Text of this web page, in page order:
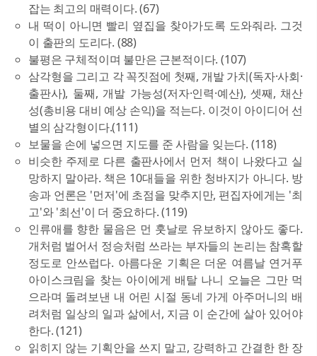
잡는 최고의 매력이다. (67)
내 떡이 아니면 빨리 옆집을 찾아가도록 도와줘라. 그것
이 출판의 도리다. (88)
불평은 구체적이며 불만은 근본적이다. (107)
삼각형을 그리고 각 꼭짓점에 첫째, 개발 가치(독자·사회·
출판사), 둘째, 개발 가능성(저자·인력·예산), 셋째, 채산
성(총비용 대비 예상 손익)을 적는다. 이것이 아이디어 선
별의 삼각형이다.(111)
보물을 손에 넣으면 지도를 준 사람을 잊는다. (118)
비슷한 주제로 다른 출판사에서 먼저 책이 나왔다고 실
망하지 말아라. 책은 10대들을 위한 청바지가 아니다. 방
송과 언론은 '먼저'에 초점을 맞추지만, 편집자에게는 '최
고'와 '최선'이 더 중요하다. (119)
인류애를 향한 물음은 먼 훗날로 유보하지 않아도 좋다.
개처럼 벌어서 정승처럼 쓰라는 부자들의 논리는 참혹할
정도로 안쓰럽다. 아름다운 기획은 더운 여름날 연거푸
아이스크림을 찾는 아이에게 배탈 나니 오늘은 그만 먹
으라며 돌려보낸 내 어린 시절 동네 가게 아주머니의 배
려처럼 일상의 일과 삶에서, 지금 이 순간에 살아 있어야
한다. (121)
읽히지 않는 기획안을 쓰지 말고, 강력하고 간결한 한 장